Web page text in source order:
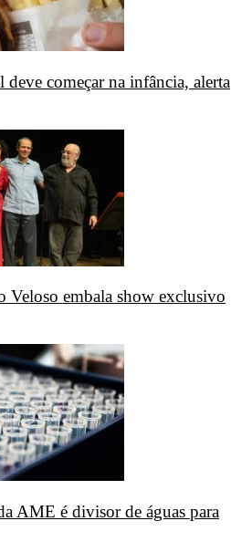
começar na infância, alerta
Veloso embala show exclusivo
AME é divisor de águas para